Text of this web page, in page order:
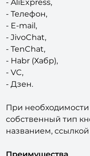
- App Store (Apple),
- AliExpress,
- Телефон,
- E-mail,
- JivoChat,
- TenChat,
- Habr (Хабр),
- VC,
При
собственный тип